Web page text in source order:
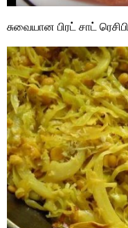
சுவையான பிரட் சாட் ரெசிபி